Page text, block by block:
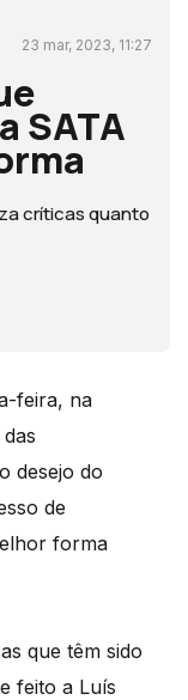
23 mar, 2023, 11:27
SATA
críticas quanto
feira, na
desejo do
de
forma
que têm sido
feito a Luís